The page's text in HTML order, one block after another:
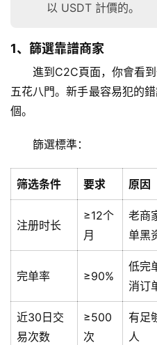
以 USDT 計價的。
1、篩選靠譜商家
進到C2C頁面，你會看
五花八門。新手最容易犯的
個。
篩選標準：
筛选条件 要求 原因
注册时长
≥12个
月
老商
单黑
完单率 ≥90%
低完
消订
近30日交
易次数
≥500
次
有足
人